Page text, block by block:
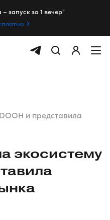
запуск за 1 вечер"
и представила
экосистему